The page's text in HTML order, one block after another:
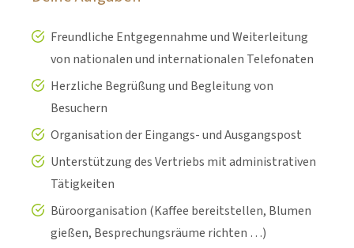
Freundliche Entgegennahme und Weiterleitung
von nationalen und internationalen Telefonaten
Herzliche Begrüßung und Begleitung von
Besuchern
Organisation der Eingangs- und Ausgangspost
Unterstützung des Vertriebs mit administrativen
Tätigkeiten
Büroorganisation (Kaffee bereitstellen, Blumen
gießen, Besprechungsräume richten …)